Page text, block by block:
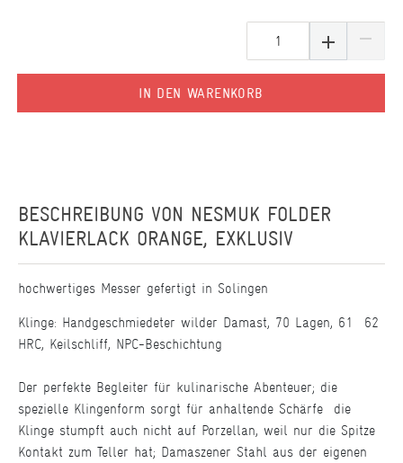
IN DEN WARENKORB
BESCHREIBUNG VON NESMUK FOLDER
KLAVIERLACK ORANGE, EXKLUSIV
hochwertiges Messer gefertigt in Solingen
Klinge: Handgeschmiedeter wilder Damast, 70 Lagen, 61  62
HRC, Keilschliff, NPC-Beschichtung
Der perfekte Begleiter für kulinarische Abenteuer; die
spezielle Klingenform sorgt für anhaltende Schärfe  die
Klinge stumpft auch nicht auf Porzellan, weil nur die Spitze
Kontakt zum Teller hat; Damaszener Stahl aus der eigenen